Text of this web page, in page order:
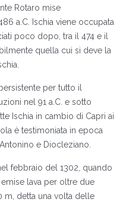
Rotaro mise
a.C. Ischia viene occupata
poco dopo, tra il 474 e il
quella cui si deve la
per tutto il
nel 91 a.C. e sotto
Ischia in cambio di Capri ai
è testimoniata in epoca
e Diocleziano.
febbraio del 1302, quando
lava per oltre due
m, detta una volta delle